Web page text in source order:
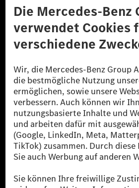
© 2026 Mercedes-Benz Group AG. Alle Rechte
reduzierte CO₂-Emissionen bei der Mercedes-
zertifizierte Ausgleichsprojekte kompensiert
[2] Renewable Charging ist ein integraler
Public in Europa, den USA, Kanada und China.
Ladestation noch kein Strom aus
verwendet Renewable Charging
sicher, dass für Ladevorgänge über
Strommenge aus erneuerbaren Energien ins
Sie stammen ausschließlich aus Wind- und
als sechs Jahre sind.
* Inkl. EKOenergy Ökolabel
* Die angegebenen Werte wurden nach dem
Messverfahren WLTP (Worldwide harmonised